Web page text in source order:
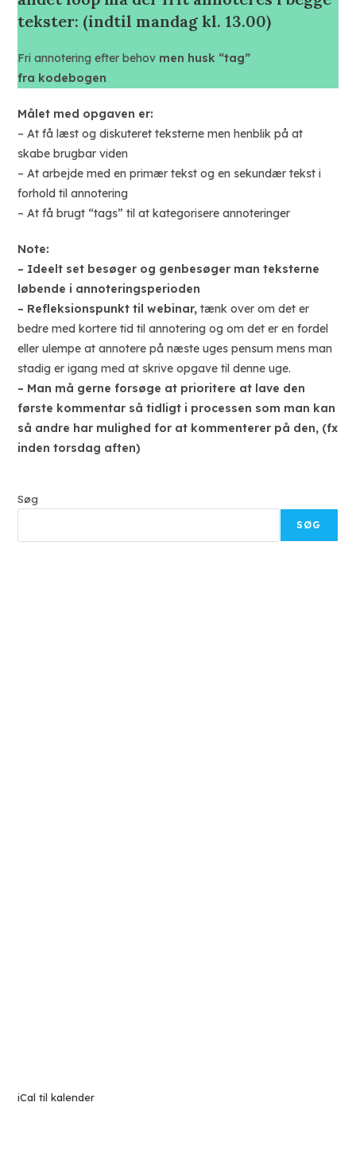
tekster: (indtil mandag kl. 13.00)
Fri annotering efter behov men husk “tag”
fra kodebogen
Målet med opgaven er:
– At få læst og diskuteret teksterne men henblik på at
skabe brugbar viden
– At arbejde med en primær tekst og en sekundær tekst i
forhold til annotering
– At få brugt “tags” til at kategorisere annoteringer
Note:
– Ideelt set besøger og genbesøger man teksterne
løbende i annoteringsperioden
– Refleksionspunkt til webinar,tænk over om det er
bedre med kortere tid til annotering og om det er en fordel
eller ulempe at annotere på næste uges pensum mens man
stadig er igang med at skrive opgave til denne uge.
– Man må gerne forsøge at prioritere at lave den
første kommentar så tidligt i processen som man kan
så andre har mulighed for at kommenterer på den, (fx
inden torsdag aften)
Søg
SØG
iCal til kalender